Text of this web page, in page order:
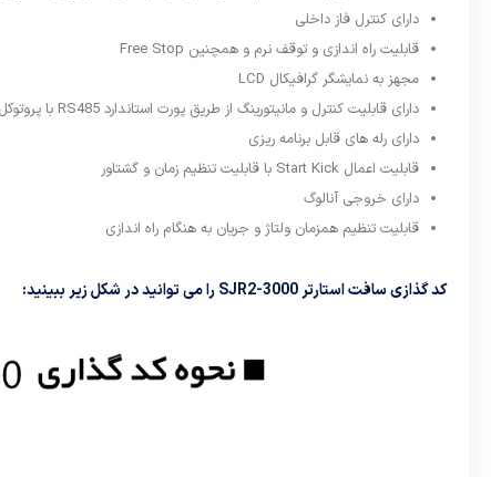
دارای کنترل فاز داخلی
قابلیت راه اندازی و توقف نرم و همچنین Free Stop
مجهز به نمایشگر گرافیکال LCD
دارای قابلیت کنترل و مانیتورینگ از طریق پورت استاندارد RS485 با پروتوکل Modbus
دارای رله های قابل برنامه ریزی
قابلیت اعمال Start Kick با قابلیت تنظیم زمان و گشتاور
دارای خروجی آنالوگ
قابلیت تنظیم همزمان ولتاژ و جریان به هنگام راه اندازی
کد گذازی سافت استارتر SJR2-3000 را می توانید در شکل زیر ببینید: